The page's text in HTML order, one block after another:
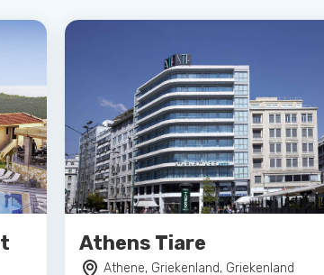
Athens Tiare
Athene, Griekenland, Griekenland